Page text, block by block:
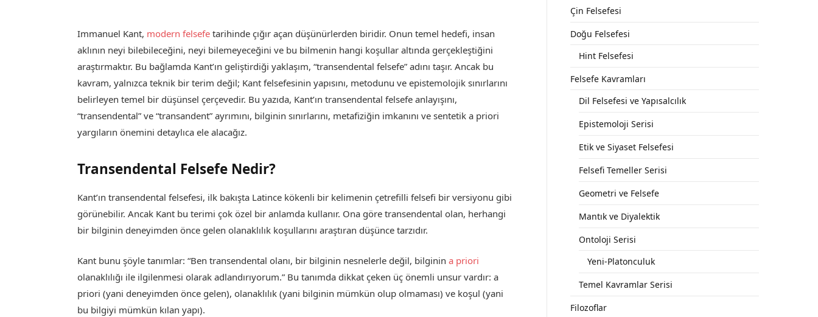
Immanuel Kant, modern felsefe tarihinde çığır açan düşünürlerden biridir. Onun temel hedefi, insan
aklının neyi bilebileceğini, neyi bilemeyeceğini ve bu bilmenin hangi koşullar altında gerçekleştiğini
araştırmaktır. Bu bağlamda Kant’ın geliştirdiği yaklaşım, “transendental felsefe” adını taşır. Ancak bu
kavram, yalnızca teknik bir terim değil; Kant felsefesinin yapısını, metodunu ve epistemolojik sınırlarını
belirleyen temel bir düşünsel çerçevedir. Bu yazıda, Kant’ın transendental felsefe anlayışını,
“transendental” ve “transandent” ayrımını, bilginin sınırlarını, metafiziğin imkanını ve sentetik a priori
yargıların önemini detaylıca ele alacağız.
Transendental Felsefe Nedir?
Kant’ın transendental felsefesi, ilk bakışta Latince kökenli bir kelimenin çetrefilli felsefi bir versiyonu gibi
görünebilir. Ancak Kant bu terimi çok özel bir anlamda kullanır. Ona göre transendental olan, herhangi
bir bilginin deneyimden önce gelen olanaklılık koşullarını araştıran düşünce tarzıdır.
Kant bunu şöyle tanımlar: “Ben transendental olanı, bir bilginin nesnelerle değil, bilginina priori
olanaklılığı ile ilgilenmesi olarak adlandırıyorum.” Bu tanımda dikkat çeken üç önemli unsur vardır: a
priori (yani deneyimden önce gelen), olanaklılık (yani bilginin mümkün olup olmaması) ve koşul (yani
bu bilgiyi mümkün kılan yapı).
Çin Felsefesi
Doğu Felsefesi
Hint Felsefesi
Felsefe Kavramları
Dil Felsefesi ve Yapısalcılık
Epistemoloji Serisi
Etik ve Siyaset Felsefesi
Felsefi Temeller Serisi
Geometri ve Felsefe
Mantık ve Diyalektik
Ontoloji Serisi
Yeni-Platonculuk
Temel Kavramlar Serisi
Filozoflar